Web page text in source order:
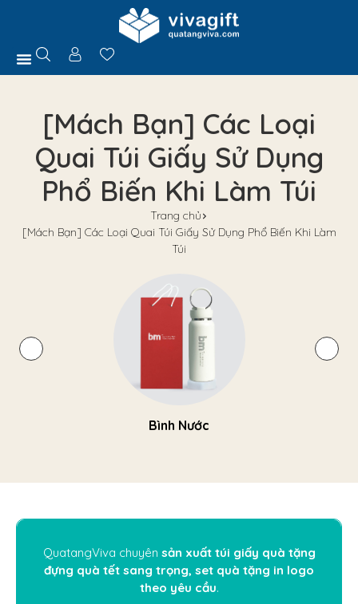
[Mách Bạn] Các Loại
Quai Túi Giấy Sử Dụng
Phổ Biến Khi Làm Túi
Trang chủ
[Mách Bạn] Các Loại Quai Túi Giấy Sử Dụng Phổ Biến Khi Làm
Túi
Bình Nước
QuatangViva chuyên sản xuất túi giấy quà tặng
đựng quà tết sang trọng, set quà tặng in logo
theo yêu cầu.